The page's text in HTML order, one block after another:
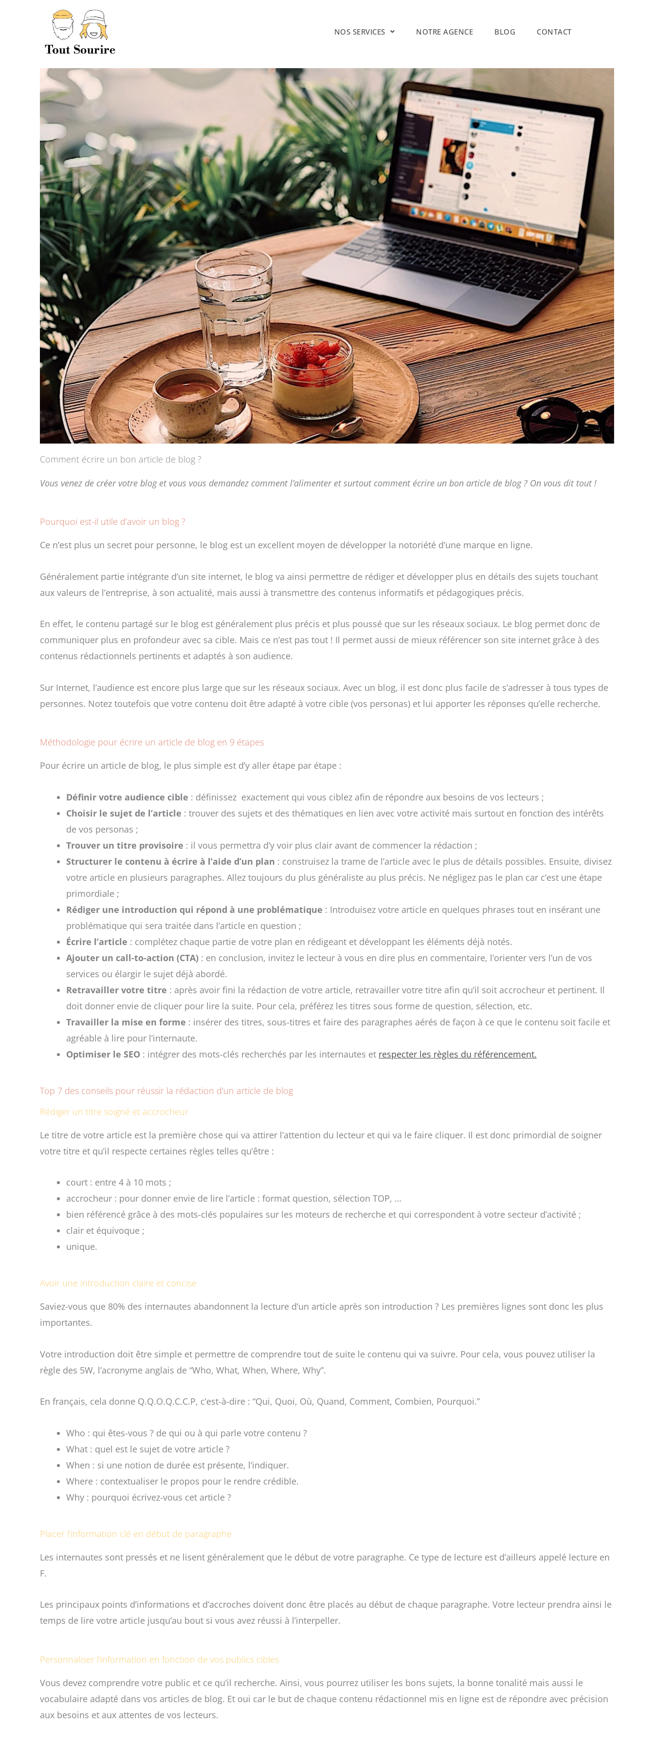
NOS SERVICES NOTRE AGENCE BLOG CONTACT
Comment écrire un bon article de blog ?
Vous venez de créer votre blog et vous vous demandez comment l’alimenter et surtout comment écrire un bon article de blog ? On vous dit tout !
Pourquoi est-il utile d’avoir un blog ?
Ce n’est plus un secret pour personne, le blog est un excellent moyen de développer la notoriété d’une marque en ligne.
Généralement partie intégrante d’un site internet, le blog va ainsi permettre de rédiger et développer plus en détails des sujets touchant
aux valeurs de l’entreprise, à son actualité, mais aussi à transmettre des contenus informatifs et pédagogiques précis.
En effet, le contenu partagé sur le blog est généralement plus précis et plus poussé que sur les réseaux sociaux. Le blog permet donc de
communiquer plus en profondeur avec sa cible. Mais ce n’est pas tout ! Il permet aussi de mieux référencer son site internet grâce à des
contenus rédactionnels pertinents et adaptés à son audience.
Sur Internet, l’audience est encore plus large que sur les réseaux sociaux. Avec un blog, il est donc plus facile de s’adresser à tous types de
personnes. Notez toutefois que votre contenu doit être adapté à votre cible (vos personas) et lui apporter les réponses qu’elle recherche.
Méthodologie pour écrire un article de blog en 9 étapes
Pour écrire un article de blog, le plus simple est d’y aller étape par étape :
Définir votre audience cible : définissez exactement qui vous ciblez afin de répondre aux besoins de vos lecteurs ;
Choisir le sujet de l’article : trouver des sujets et des thématiques en lien avec votre activité mais surtout en fonction des intérêts
de vos personas ;
Trouver un titre provisoire : il vous permettra d’y voir plus clair avant de commencer la rédaction ;
Structurer le contenu à écrire à l’aide d’un plan : construisez la trame de l’article avec le plus de détails possibles. Ensuite, divisez
votre article en plusieurs paragraphes. Allez toujours du plus généraliste au plus précis. Ne négligez pas le plan car c’est une étape
primordiale ;
Rédiger une introduction qui répond à une problématique : Introduisez votre article en quelques phrases tout en insérant une
problématique qui sera traitée dans l’article en question ;
Écrire l’article : complétez chaque partie de votre plan en rédigeant et développant les éléments déjà notés.
Ajouter un call-to-action (CTA) : en conclusion, invitez le lecteur à vous en dire plus en commentaire, l’orienter vers l’un de vos
services ou élargir le sujet déjà abordé.
Retravailler votre titre : après avoir fini la rédaction de votre article, retravailler votre titre afin qu’il soit accrocheur et pertinent. Il
doit donner envie de cliquer pour lire la suite. Pour cela, préférez les titres sous forme de question, sélection, etc.
Travailler la mise en forme : insérer des titres, sous-titres et faire des paragraphes aérés de façon à ce que le contenu soit facile et
agréable à lire pour l’internaute.
Optimiser le SEO : intégrer des mots-clés recherchés par les internautes et respecter les règles du référencement.
Top 7 des conseils pour réussir la rédaction d’un article de blog
Rédiger un titre soigné et accrocheur
Le titre de votre article est la première chose qui va attirer l’attention du lecteur et qui va le faire cliquer. Il est donc primordial de soigner
votre titre et qu’il respecte certaines règles telles qu’être :
court : entre 4 à 10 mots ;
accrocheur : pour donner envie de lire l’article : format question, sélection TOP, …
bien référencé grâce à des mots-clés populaires sur les moteurs de recherche et qui correspondent à votre secteur d’activité ;
clair et équivoque ;
unique.
Avoir une introduction claire et concise
Saviez-vous que 80% des internautes abandonnent la lecture d’un article après son introduction ? Les premières lignes sont donc les plus
importantes.
Votre introduction doit être simple et permettre de comprendre tout de suite le contenu qui va suivre. Pour cela, vous pouvez utiliser la
règle des 5W, l’acronyme anglais de “Who, What, When, Where, Why”.
En français, cela donne Q.Q.O.Q.C.C.P, c’est-à-dire : “Qui, Quoi, Où, Quand, Comment, Combien, Pourquoi.”
Who : qui êtes-vous ? de qui ou à qui parle votre contenu ?
What : quel est le sujet de votre article ?
When : si une notion de durée est présente, l’indiquer.
Where : contextualiser le propos pour le rendre crédible.
Why : pourquoi écrivez-vous cet article ?
Placer l’information clé en début de paragraphe
Les internautes sont pressés et ne lisent généralement que le début de votre paragraphe. Ce type de lecture est d’ailleurs appelé lecture en
F.
Les principaux points d’informations et d’accroches doivent donc être placés au début de chaque paragraphe. Votre lecteur prendra ainsi le
temps de lire votre article jusqu’au bout si vous avez réussi à l’interpeller.
Personnaliser l’information en fonction de vos publics cibles
Vous devez comprendre votre public et ce qu’il recherche. Ainsi, vous pourrez utiliser les bons sujets, la bonne tonalité mais aussi le
vocabulaire adapté dans vos articles de blog. Et oui car le but de chaque contenu rédactionnel mis en ligne est de répondre avec précision
aux besoins et aux attentes de vos lecteurs.